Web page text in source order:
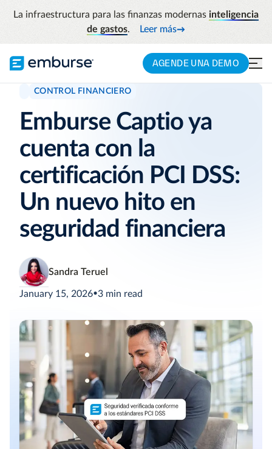
La infraestructura para las finanzas modernas inteligencia
de gastos. Leer más
AGENDE UNA DEMO
CONTROL FINANCIERO
Emburse Captio ya
cuenta con la
certificación PCI DSS:
Un nuevo hito en
seguridad financiera
Sandra Teruel
January 15, 2026•3 min read